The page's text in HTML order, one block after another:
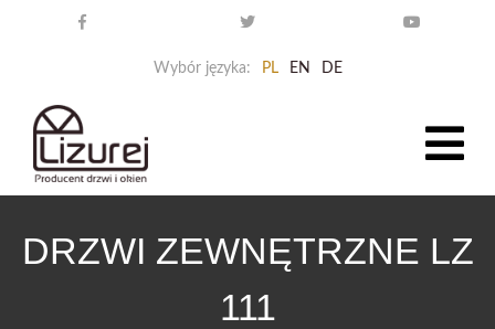
Wybór języka: PL EN DE
DRZWI ZEWNĘTRZNE LZ
111